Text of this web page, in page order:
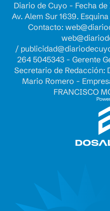
Diario de Cuyo - Fecha
Av. Alem Sur 1639.
Contacto:
/
264 5045343 - Gerente
Secretario de Redacción:
Mario Romero -
FRANCISCO